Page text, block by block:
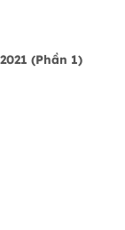
(Phần 1)